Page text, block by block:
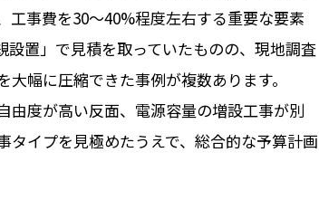
工事費を30〜40%程度左右する重要な要素
置」で見積を取っていたものの、現地調査
幅に圧縮できた事例が複数あります。
由度が高い反面、電源容量の増設工事が別
タイプを見極めたうえで、総合的な予算計画